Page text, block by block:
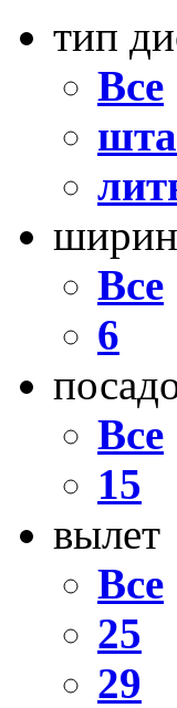
тип
Все
Все
6
Все
15
вылет
Все
25
29